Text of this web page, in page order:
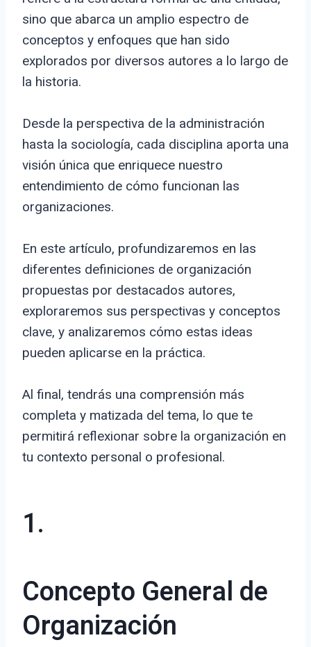
sino que abarca un amplio espectro de
conceptos y enfoques que han sido
explorados por diversos autores a lo largo de
la historia.
Desde la perspectiva de la administración
hasta la sociología, cada disciplina aporta una
visión única que enriquece nuestro
entendimiento de cómo funcionan las
organizaciones.
En este artículo, profundizaremos en las
diferentes definiciones de organización
propuestas por destacados autores,
exploraremos sus perspectivas y conceptos
clave, y analizaremos cómo estas ideas
pueden aplicarse en la práctica.
Al final, tendrás una comprensión más
completa y matizada del tema, lo que te
permitirá reflexionar sobre la organización en
tu contexto personal o profesional.
1.
Concepto General de
Organización